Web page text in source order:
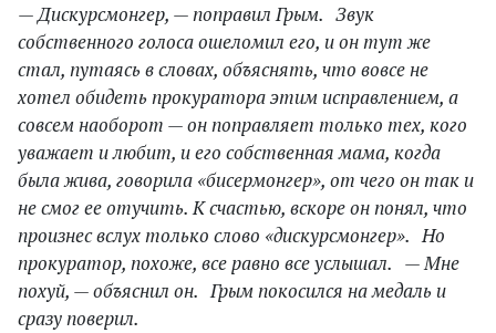
— Дискурсмонгер, — поправил Грым. Звук
собственного голоса ошеломил его, и он тут же
стал, путаясь в словах, объяснять, что вовсе не
хотел обидеть прокуратора этим исправлением, а
совсем наоборот — он поправляет только тех, кого
уважает и любит, и его собственная мама, когда
была жива, говорила «бисермонгер», от чего он так и
не смог ее отучить. К счастью, вскоре он понял, что
произнес вслух только слово «дискурсмонгер». Но
прокуратор, похоже, все равно все услышал. — Мне
похуй, — объяснил он. Грым покосился на медаль и
сразу поверил.